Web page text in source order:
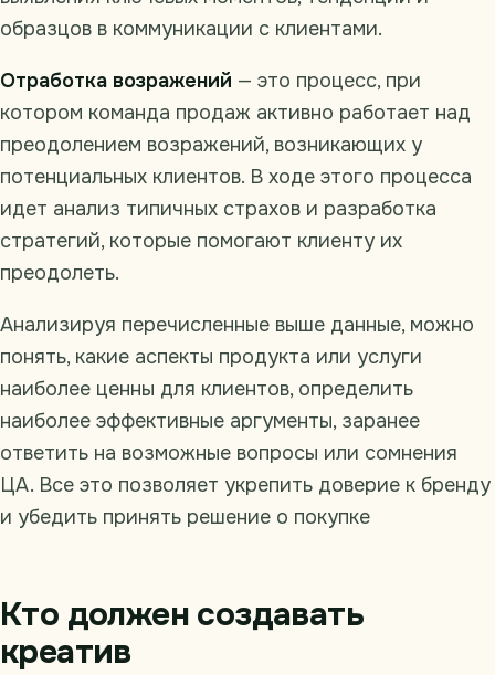
образцов в коммуникации с клиентами.
Отработка возражений — это процесс, при
котором команда продаж активно работает над
преодолением возражений, возникающих у
потенциальных клиентов. В ходе этого процесса
идет анализ типичных страхов и разработка
стратегий, которые помогают клиенту их
преодолеть.
Анализируя перечисленные выше данные, можно
понять, какие аспекты продукта или услуги
наиболее ценны для клиентов, определить
наиболее эффективные аргументы, заранее
ответить на возможные вопросы или сомнения
ЦА. Все это позволяет укрепить доверие к бренду
и убедить принять решение о покупке
Кто должен создавать
креатив